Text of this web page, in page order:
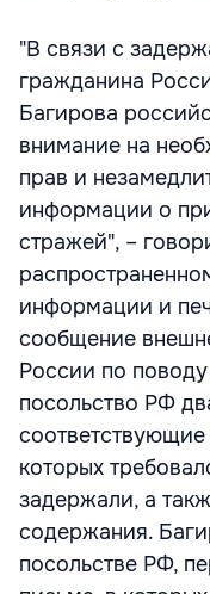
"В связи с
гражданина
Багирова
внимание на
прав и
информации о
стражей", –
информации и
сообщение
России по
посольство РФ
которых
задержали, а
содержания.
посольстве РФ,